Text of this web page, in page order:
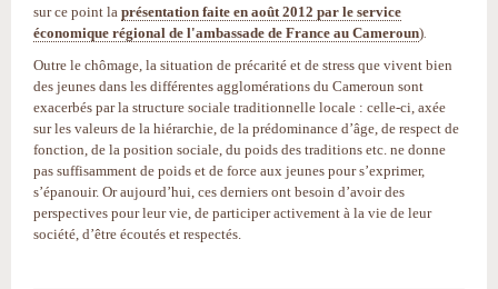
sur ce point la présentation faite en août 2012 par le service
économique régional de l'ambassade de France au Cameroun)
Outre le chômage, la situation de précarité et de stress que vivent bien
des jeunes dans les différentes agglomérations du Cameroun sont
exacerbés par la structure sociale traditionnelle locale : celle-ci, axée
sur les valeurs de la hiérarchie, de la prédominance d’âge, de respect de
fonction, de la position sociale, du poids des traditions etc. ne donne
pas suffisamment de poids et de force aux jeunes pour s’exprimer,
s’épanouir. Or aujourd’hui, ces derniers ont besoin d’avoir des
perspectives pour leur vie, de participer activement à la vie de leur
société, d’être écoutés et respectés.